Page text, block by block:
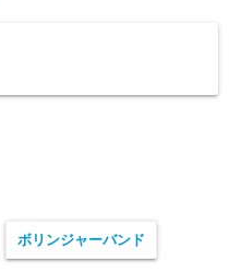
ボリンジャーバンド